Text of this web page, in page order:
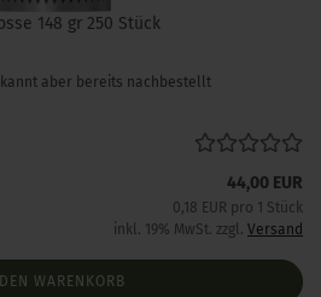
148 gr 250 Stück
aber bereits nachbestellt
44,00 EUR
0,18 EUR pro 1 Stück
inkl. 19% MwSt. zzgl. Versand
WARENKORB